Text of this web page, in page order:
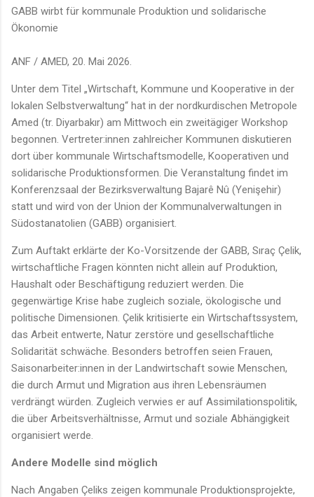
GABB wirbt für kommunale Produktion und solidarische
Ökonomie
ANF / AMED, 20. Mai 2026.
Unter dem Titel „Wirtschaft, Kommune und Kooperative in der
lokalen Selbstverwaltung“ hat in der nordkurdischen Metropole
Amed (tr. Diyarbakır) am Mittwoch ein zweitägiger Workshop
begonnen. Vertreter:innen zahlreicher Kommunen diskutieren
dort über kommunale Wirtschaftsmodelle, Kooperativen und
solidarische Produktionsformen. Die Veranstaltung findet im
Konferenzsaal der Bezirksverwaltung Bajarê Nû (Yenişehir)
statt und wird von der Union der Kommunalverwaltungen in
Südostanatolien (GABB) organisiert.
Zum Auftakt erklärte der Ko-Vorsitzende der GABB, Sıraç Çelik,
wirtschaftliche Fragen könnten nicht allein auf Produktion,
Haushalt oder Beschäftigung reduziert werden. Die
gegenwärtige Krise habe zugleich soziale, ökologische und
politische Dimensionen. Çelik kritisierte ein Wirtschaftssystem,
das Arbeit entwerte, Natur zerstöre und gesellschaftliche
Solidarität schwäche. Besonders betroffen seien Frauen,
Saisonarbeiter:innen in der Landwirtschaft sowie Menschen,
die durch Armut und Migration aus ihren Lebensräumen
verdrängt würden. Zugleich verwies er auf Assimilationspolitik,
die über Arbeitsverhältnisse, Armut und soziale Abhängigkeit
organisiert werde.
Andere Modelle sind möglich
Nach Angaben Çeliks zeigen kommunale Produktionsprojekte,